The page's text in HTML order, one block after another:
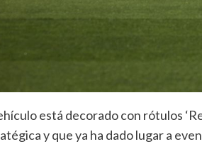
está decorado con rótulos
y que ya ha dado lugar a